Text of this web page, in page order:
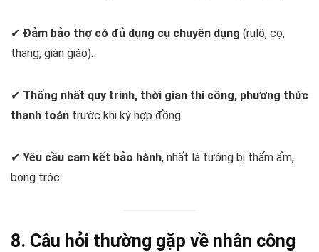
✔ Đảm bảo thợ có đủ dụng cụ chuyên dụng (rulô, cọ,
thang, giàn giáo).
✔ Thống nhất quy trình, thời gian thi công, phương thức
thanh toán trước khi ký hợp đồng.
✔ Yêu cầu cam kết bảo hành, nhất là tường bị thấm ẩm,
bong tróc.
8. Câu hỏi thường gặp về nhân công